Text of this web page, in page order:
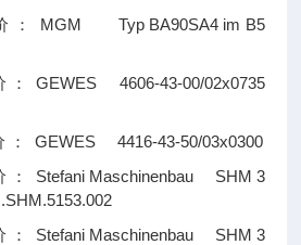
：
MGM Typ BA90SA4 im B5
：
GEWES 4606-43-00/02x0735
： GEWES 4416-43-50/03x0300
：
Stefani Maschinenbau SHM 3
：
Stefani Maschinenbau SHM 3